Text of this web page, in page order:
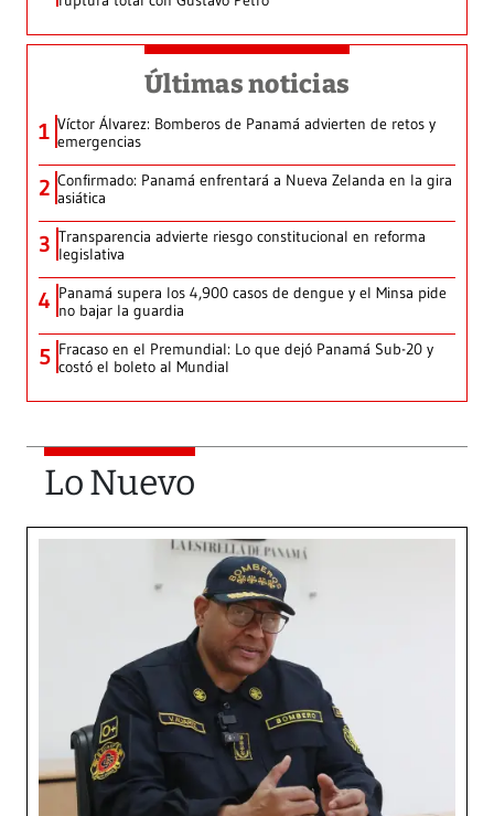
Últimas noticias
1 Víctor Álvarez: Bomberos de Panamá advierten de retos y
emergencias
2 Confirmado: Panamá enfrentará a Nueva Zelanda en la gira
asiática
3 Transparencia advierte riesgo constitucional en reforma
legislativa
4 Panamá supera los 4,900 casos de dengue y el Minsa pide
no bajar la guardia
5 Fracaso en el Premundial: Lo que dejó Panamá Sub-20 y
costó el boleto al Mundial
Lo Nuevo